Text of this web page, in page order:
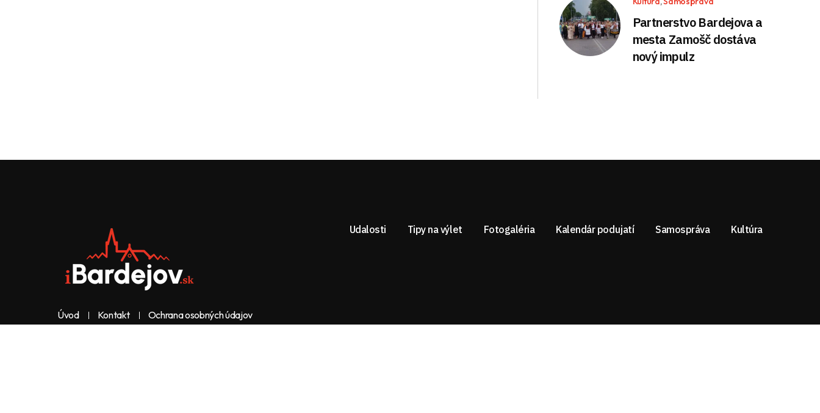
Partnerstvo Bardejova a
mesta Zamošč dostáva
nový impulz
Úvod Kontakt Ochrana osobných údajov
Udalosti Tipy na výlet Fotogaléria Kalendár podujatí Samospráva Kultúra